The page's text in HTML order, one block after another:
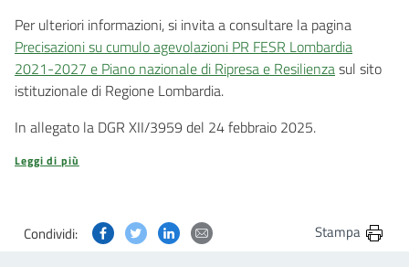
Per ulteriori informazioni, si invita a consultare la pagina
Precisazioni su cumulo agevolazioni PR FESR Lombardia
2021-2027 e Piano nazionale di Ripresa e Resilienzasul sito
istituzionale di Regione Lombardia.
In allegato la DGR XII/3959 del 24 febbraio 2025.
Leggi di più
Condividi: Condividi questa pagina su Facebook
Condividi questa pagina su Twitter
Condividi questa pagina su Linkedin
Condividi questa pagina via
Stampa